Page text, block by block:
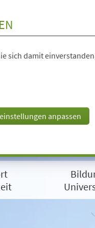
sich damit
anpassen